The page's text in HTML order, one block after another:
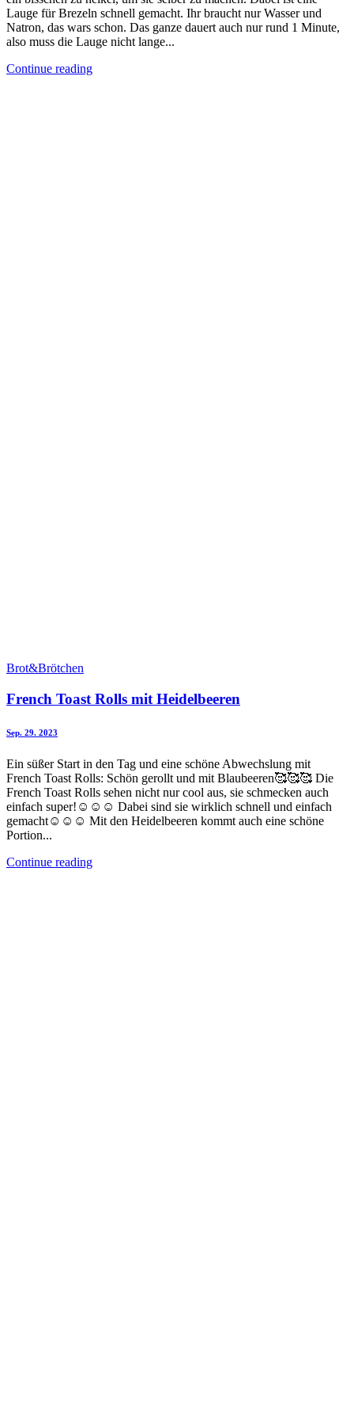
Lauge für Brezeln schnell gemacht. Ihr braucht nur Wasser und
Natron, das wars schon. Das ganze dauert auch nur rund 1 Minute,
also muss die Lauge nicht lange...
Continue reading
Brot&Brötchen
French Toast Rolls mit Heidelbeeren
Sep. 29. 2023
Ein süßer Start in den Tag und eine schöne Abwechslung mit
French Toast Rolls: Schön gerollt und mit Blaubeeren🥰🥰🥰 Die
French Toast Rolls sehen nicht nur cool aus, sie schmecken auch
einfach super!☺️☺️☺️ Dabei sind sie wirklich schnell und einfach
gemacht☺️☺️☺️ Mit den Heidelbeeren kommt auch eine schöne
Portion...
Continue reading